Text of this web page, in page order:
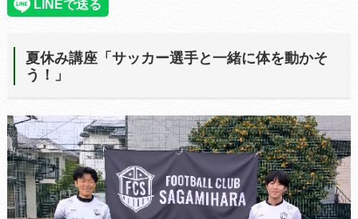
夏休み講座「サッカー選手と一緒に体を動かそ
う！」